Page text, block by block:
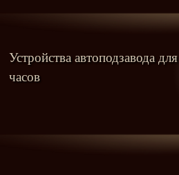
Устройства автоподзавода для
часов